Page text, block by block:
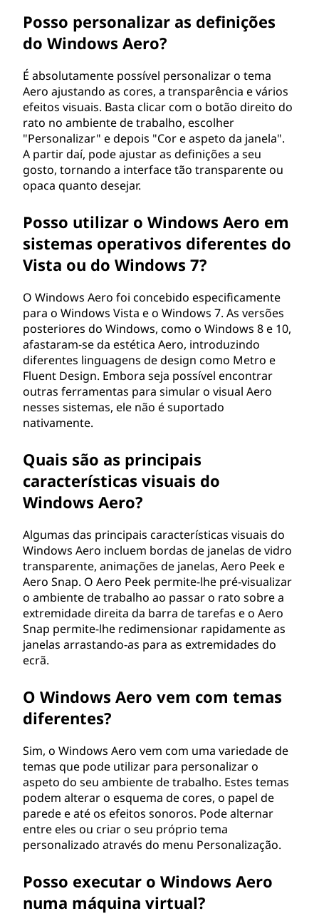
Posso personalizar as definições
do Windows Aero?
É absolutamente possível personalizar o tema
Aero ajustando as cores, a transparência e vários
efeitos visuais. Basta clicar com o botão direito do
rato no ambiente de trabalho, escolher
"Personalizar" e depois "Cor e aspeto da janela".
A partir daí, pode ajustar as definições a seu
gosto, tornando a interface tão transparente ou
opaca quanto desejar.
Posso utilizar o Windows Aero em
sistemas operativos diferentes do
Vista ou do Windows 7?
O Windows Aero foi concebido especificamente
para o Windows Vista e o Windows 7. As versões
posteriores do Windows, como o Windows 8 e 10,
afastaram-se da estética Aero, introduzindo
diferentes linguagens de design como Metro e
Fluent Design. Embora seja possível encontrar
outras ferramentas para simular o visual Aero
nesses sistemas, ele não é suportado
nativamente.
Quais são as principais
características visuais do
Windows Aero?
Algumas das principais características visuais do
Windows Aero incluem bordas de janelas de vidro
transparente, animações de janelas, Aero Peek e
Aero Snap. O Aero Peek permite-lhe pré-visualizar
o ambiente de trabalho ao passar o rato sobre a
extremidade direita da barra de tarefas e o Aero
Snap permite-lhe redimensionar rapidamente as
janelas arrastando-as para as extremidades do
ecrã.
O Windows Aero vem com temas
diferentes?
Sim, o Windows Aero vem com uma variedade de
temas que pode utilizar para personalizar o
aspeto do seu ambiente de trabalho. Estes temas
podem alterar o esquema de cores, o papel de
parede e até os efeitos sonoros. Pode alternar
entre eles ou criar o seu próprio tema
personalizado através do menu Personalização.
Posso executar o Windows Aero
numa máquina virtual?